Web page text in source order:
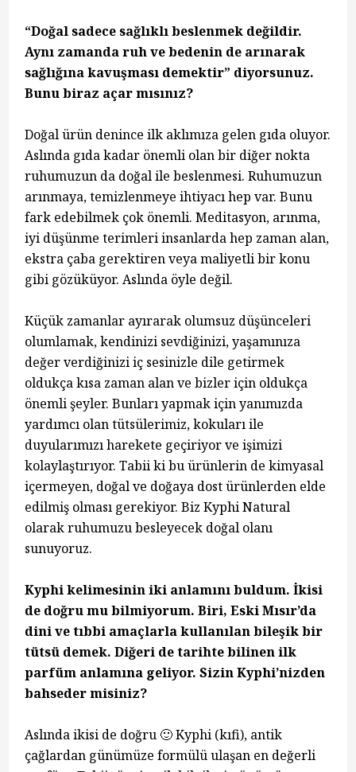
“Doğal sadece sağlıklı beslenmek değildir.
Aynı zamanda ruh ve bedenin de arınarak
sağlığına kavuşması demektir” diyorsunuz.
Bunu biraz açar mısınız?
Doğal ürün denince ilk aklımıza gelen gıda oluyor.
Aslında gıda kadar önemli olan bir diğer nokta
ruhumuzun da doğal ile beslenmesi. Ruhumuzun
arınmaya, temizlenmeye ihtiyacı hep var. Bunu
fark edebilmek çok önemli. Meditasyon, arınma,
iyi düşünme terimleri insanlarda hep zaman alan,
ekstra çaba gerektiren veya maliyetli bir konu
gibi gözüküyor. Aslında öyle değil.
Küçük zamanlar ayırarak olumsuz düşünceleri
olumlamak, kendinizi sevdiğinizi, yaşamınıza
değer verdiğinizi iç sesinizle dile getirmek
oldukça kısa zaman alan ve bizler için oldukça
önemli şeyler. Bunları yapmak için yanımızda
yardımcı olan tütsülerimiz, kokuları ile
duyularımızı harekete geçiriyor ve işimizi
kolaylaştırıyor. Tabii ki bu ürünlerin de kimyasal
içermeyen, doğal ve doğaya dost ürünlerden elde
edilmiş olması gerekiyor. Biz Kyphi Natural
olarak ruhumuzu besleyecek doğal olanı
sunuyoruz.
Kyphi kelimesinin iki anlamını buldum. İkisi
de doğru mu bilmiyorum. Biri, Eski Mısır’da
dini ve tıbbi amaçlarla kullanılan bileşik bir
tütsü demek. Diğeri de tarihte bilinen ilk
parfüm anlamına geliyor. Sizin Kyphi’nizden
bahseder misiniz?
Aslında ikisi de doğru 🙂 Kyphi (kıfi), antik
çağlardan günümüze formülü ulaşan en değerli